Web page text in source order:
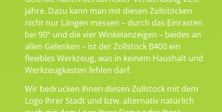
Jahre. Dazu kann man mit diesen Zollstöcken
nicht nur Längen messen – durch das Einrasten
bei 90° und die vier Winkelanzeigen – beides an
allen Gelenken – ist der Zollstock B400 ein
flexibles Werkzeug, was in keinem Haushalt und
Werkzeugkasten fehlen darf.
Wir bedrucken Ihnen diesen Zollstock mit dem
Logo Ihrer Stadt und bzw. alternativ natürlich